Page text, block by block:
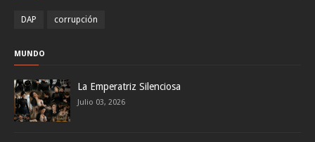
DAP corrupción
MUNDO
La Emperatriz Silenciosa
Julio 03, 2026